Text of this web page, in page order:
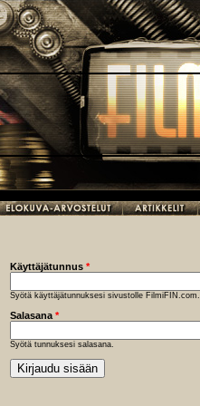
Käyttäjätunnus *
Syötä käyttäjätunnuksesi sivustolle FilmiFIN.com.
Salasana *
Syötä tunnuksesi salasana.